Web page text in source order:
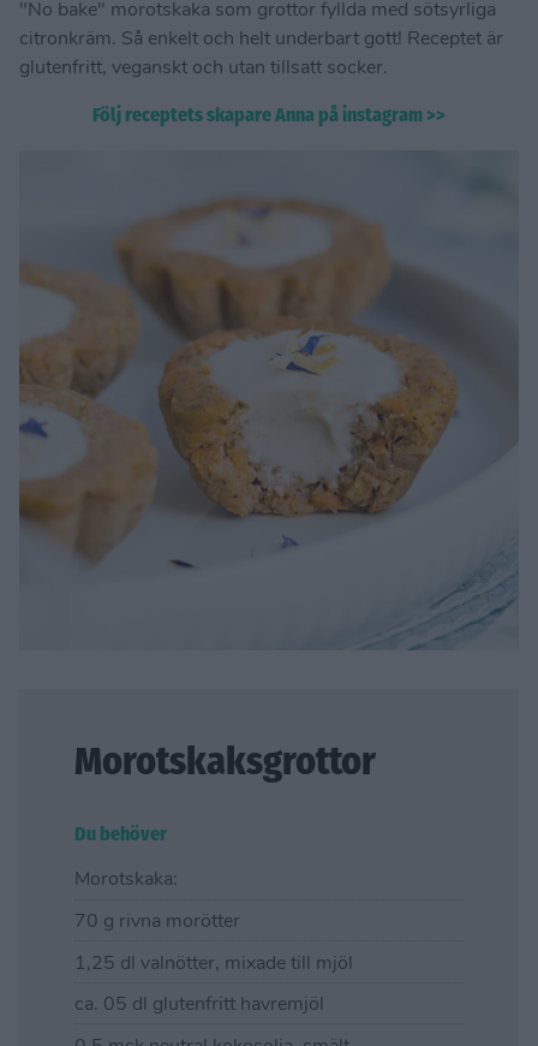
"No bake" morotskaka som grottor fyllda med sötsyrliga
citronkräm. Så enkelt och helt underbart gott! Receptet är
glutenfritt, veganskt och utan tillsatt socker.
Följ receptets skapare Anna på instagram >>
Morotskaksgrottor
Du behöver
Morotskaka:
70 g rivna morötter
1,25 dl valnötter, mixade till mjöl
ca. 05 dl glutenfritt havremjöl